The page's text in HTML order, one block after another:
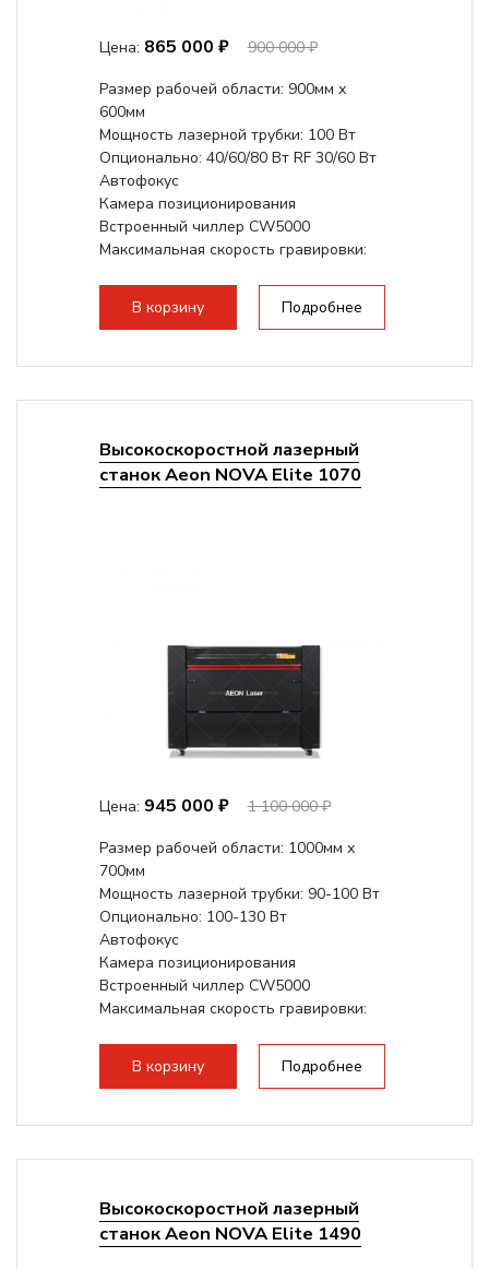
Цена: 865 000 ₽
900 000 ₽
Размер рабочей области: 900мм х
600мм
Мощность лазерной трубки: 100 Вт
Опционально: 40/60/80 Вт RF 30/60 Вт
Автофокус
Камера позиционирования
Встроенный чиллер CW5000
Максимальная скорость гравировки:
В корзину Подробнее
Высокоскоростной лазерный
станок Aeon NOVA Elite 1070
Цена: 945 000 ₽
1 100 000 ₽
Размер рабочей области: 1000мм х
700мм
Мощность лазерной трубки: 90-100 Вт
Опционально: 100-130 Вт
Автофокус
Камера позиционирования
Встроенный чиллер CW5000
Максимальная скорость гравировки:
140мм,
В корзину Подробнее
Высокоскоростной лазерный
станок Aeon NOVA Elite 1490